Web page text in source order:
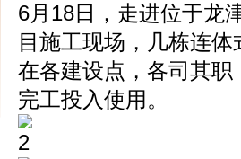
6月18日，走进位于龙
目施工现场，几栋连
在各建设点，各司其
完工投入使用。